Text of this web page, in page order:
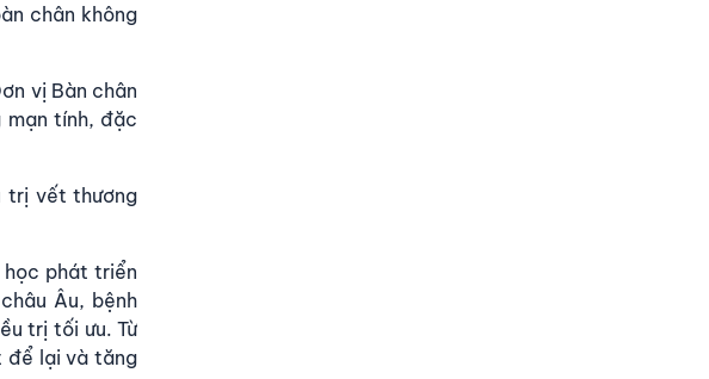
chân không
vị Bàn chân
tính, đặc
trị vết thương
học phát triển
Âu, bệnh
trị tối ưu. Từ
để lại và tăng